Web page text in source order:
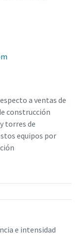
a ventas de
construcción
torres de
equipos por
e intensidad